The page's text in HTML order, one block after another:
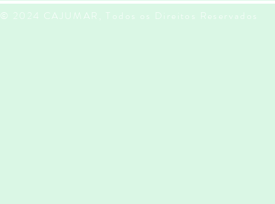
© 2024 CAJUMAR, Todos os Direitos Reservados